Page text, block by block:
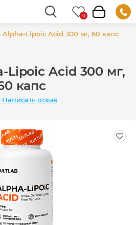
Alpha-Lipoic Acid 300 мг, 60 капс
Lipoic Acid 300 мг,
капс
Написать отзыв